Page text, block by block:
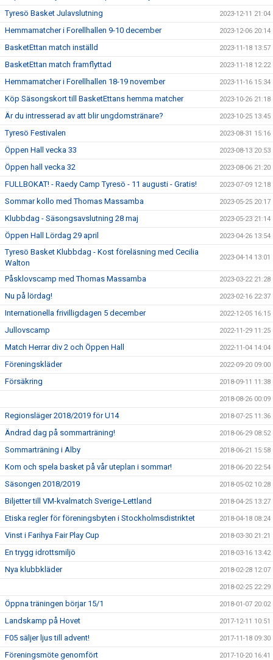
Tyresö Basket Julavslutning 2023-12-11 21:04
Hemmamatcher i Forellhallen 9-10 december 2023-12-06 20:14
BasketEttan match inställd 2023-11-18 13:57
BasketEttan match framflyttad 2023-11-18 12:22
Hemmamatcher i Forellhallen 18-19 november 2023-11-16 15:34
Köp Säsongskort till BasketEttans hemma matcher 2023-10-26 21:18
Är du intresserad av att blir ungdomstränare? 2023-10-25 13:45
Tyresö Festivalen 2023-08-31 15:16
Öppen Hall vecka 33 2023-08-13 20:53
Öppen hall vecka 32 2023-08-06 21:20
FULLBOKAT! - Raedy Camp Tyresö - 11 augusti - Gratis! 2023-07-09 12:18
Sommar kollo med Thomas Massamba 2023-05-25 20:17
Klubbdag - Säsongsavslutning 28 maj 2023-05-23 21:14
Öppen Hall Lördag 29 april 2023-04-26 13:54
Tyresö Basket Klubbdag - Kost föreläsning med Cecilia
Walton
2023-04-14 13:01
Påsklovscamp med Thomas Massamba 2023-03-22 21:28
Nu på lördag! 2023-02-16 22:37
Internationella frivilligdagen 5 december 2022-12-05 16:15
Jullovscamp 2022-11-29 11:25
Match Herrar div 2 och Öppen Hall 2022-11-04 14:04
Föreningskläder 2022-09-20 09:00
Försäkring 2018-09-11 11:38
2018-08-26 00:09
Regionsläger 2018/2019 för U14 2018-07-25 11:36
Ändrad dag på sommarträning! 2018-06-29 08:52
Sommarträning i Alby 2018-06-21 15:58
Kom och spela basket på vår uteplan i sommar! 2018-06-20 22:54
Säsongen 2018/2019 2018-05-02 10:28
Biljetter till VM-kvalmatch Sverige-Lettland 2018-04-25 13:27
Etiska regler för föreningsbyten i Stockholmsdistriktet 2018-04-18 08:24
Vinst i Farihya Fair Play Cup 2018-03-30 21:21
En trygg idrottsmiljö 2018-03-16 13:42
Nya klubbkläder 2018-02-28 12:07
2018-02-25 22:29
Öppna träningen börjar 15/1 2018-01-07 20:02
Landskamp på Hovet 2017-12-11 10:51
F05 säljer ljus till advent! 2017-11-18 09:30
Föreningsmöte genomfört 2017-10-20 16:41